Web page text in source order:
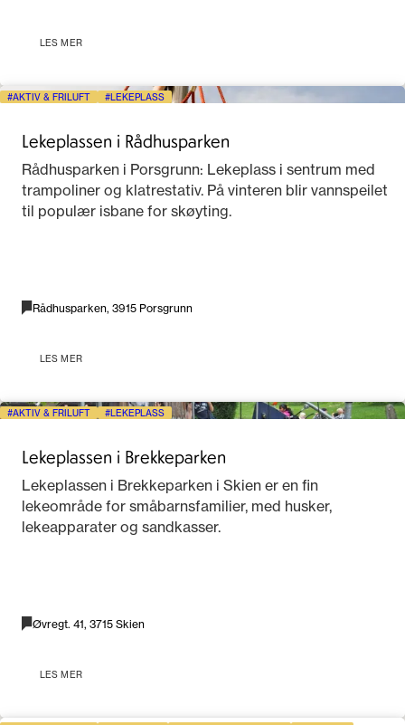
LES MER
AKTIV & FRILUFT LEKEPLASS
Lekeplassen i Rådhusparken
Rådhusparken i Porsgrunn: Lekeplass i sentrum med
trampoliner og klatrestativ. På vinteren blir vannspeilet
til populær isbane for skøyting.
Rådhusparken, 3915 Porsgrunn
LES MER
AKTIV & FRILUFT LEKEPLASS
Lekeplassen i Brekkeparken
Lekeplassen i Brekkeparken i Skien er en fin
lekeområde for småbarnsfamilier, med husker,
lekeapparater og sandkasser.
Øvregt. 41, 3715 Skien
LES MER